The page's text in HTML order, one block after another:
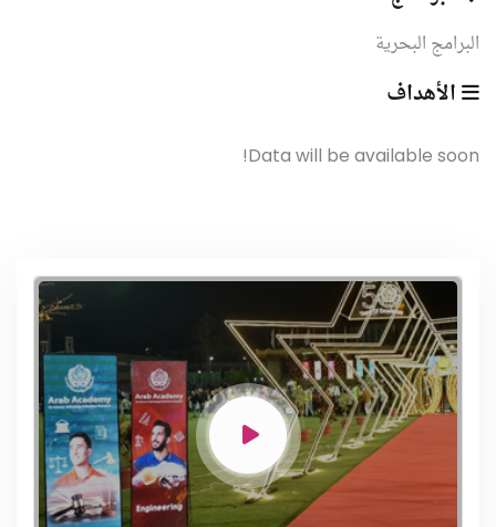
البرامج البحرية
الأهداف
Data will be available soon!